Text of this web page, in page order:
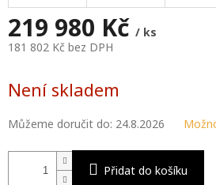
219 980 Kč / ks
181 802 Kč bez DPH
cena:
Není skladem
Můžeme doručit do: 24.8.2026
Přidat do košíku